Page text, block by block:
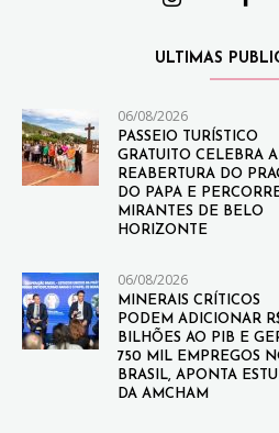
ULTIMAS
06/08/2026
PASSEIO TURÍSTICO
GRATUITO CELEBRA A
REABERTURA DO
DO PAPA E
MIRANTES DE BELO
HORIZONTE
06/08/2026
MINERAIS CRÍTICOS
PODEM ADICIONAR
BILHÕES AO PIB E
750 MIL EMPREGOS
BRASIL, APONTA
DA AMCHAM